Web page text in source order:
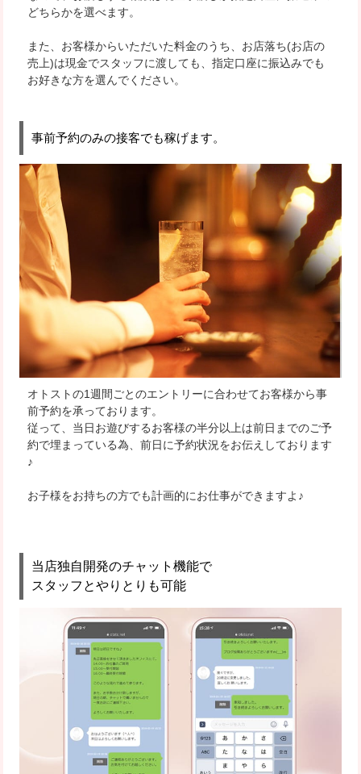
どちらかを選べます。
また、お客様からいただいた料金のうち、お店落ち(お店の
売上)は現金でスタッフに渡しても、指定口座に振込みでも
お好きな方を選んでください。
事前予約のみの接客でも稼げます。
オトストの1週間ごとのエントリーに合わせてお客様から事
前予約を承っております。
従って、当日お遊びするお客様の半分以上は前日までのご予
約で埋まっている為、前日に予約状況をお伝えしております
♪
お子様をお持ちの方でも計画的にお仕事ができますよ♪
当店独自開発のチャット機能で
スタッフとやりとりも可能